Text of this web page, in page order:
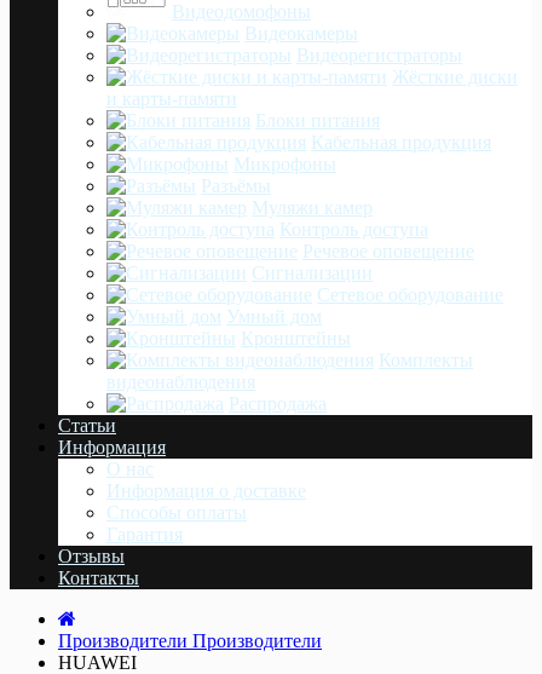
Видеодомофоны
Видеокамеры
Видеорегистраторы
Жёсткие диски
и карты-памяти
Блоки питания
Кабельная продукция
Микрофоны
Разъёмы
Муляжи камер
Контроль доступа
Речевое оповещение
Сигнализации
Сетевое оборудование
Умный дом
Кронштейны
Комплекты
видеонаблюдения
Распродажа
Статьи
Информация
О нас
Информация о доставке
Cпособы оплаты
Гарантия
Отзывы
Контакты
Производители Производители
HUAWEI